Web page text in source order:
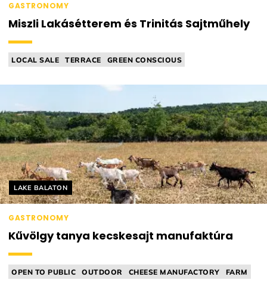
GASTRONOMY
Miszli Lakásétterem és Trinitás Sajtműhely
LOCAL SALE TERRACE
GREEN CONSCIOUS
Helyszín címkék:
LAKE BALATON
GASTRONOMY
Kűvölgy tanya kecskesajt manufaktúra
OPEN TO PUBLIC OUTDOOR CHEESE MANUFACTORY FARM